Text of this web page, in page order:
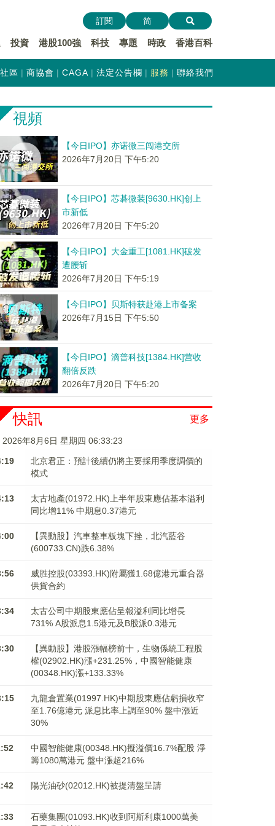
投資 港股100強 科技 專題 時政 香港百科
訂閱 简
社區 商協會 CAGA 法定公告欄 服務 聯絡我們
視頻
【今日IPO】亦诺微三闯港交所
2026年7月20日 下午5:20
【今日IPO】芯碁微装[9630.HK]创上
市新低
2026年7月20日 下午5:20
【今日IPO】大金重工[1081.HK]破发
遭腰斩
2026年7月20日 下午5:19
【今日IPO】贝斯特获赴港上市备案
2026年7月15日 下午5:50
【今日IPO】滴普科技[1384.HK]营收
翻倍反跌
2026年7月20日 下午5:20
更多
快訊
2026年8月6日 星期四 06:33:24
北京君正：預計後續仍將主要採用季度調價的
模式
太古地產(01972.HK)上半年股東應佔基本溢利
同比增11% 中期息0.37港元
【異動股】汽車整車板塊下挫，北汽藍谷
(600733.CN)跌6.38%
威胜控股(03393.HK)附屬獲1.68億港元重合器
供貨合約
太古公司中期股東應佔呈報溢利同比增長
731% A股派息1.5港元及B股派0.3港元
【異動股】港股漲幅榜前十，生物係統工程股
權(02902.HK)漲+231.25%，中國智能健康
(00348.HK)漲+133.33%
九龍倉置業(01997.HK)中期股東應佔虧損收窄
至1.76億港元 派息比率上調至90% 盤中漲近
30%
中國智能健康(00348.HK)擬溢價16.7%配股 淨
籌1080萬港元 ​​​​​​​盤中漲超216%
陽光油砂(02012.HK)被提清盤呈請
石藥集團(01093.HK)收到阿斯利康1000萬美